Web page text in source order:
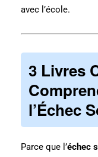
avec l’école.
3 Livres
l’Échec
Parce que l’échec